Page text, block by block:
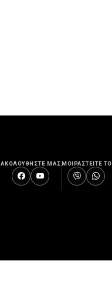
ΑΚΟΛΟΥΘΗΣΤΕ ΜΑΣ ΜΟΙΡΑΣΤΕΙΤΕ ΤΟ